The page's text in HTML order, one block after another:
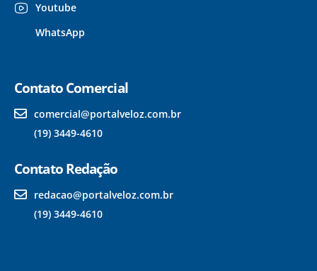
Youtube
WhatsApp
Contato Comercial
comercial@portalveloz.com.br
(19) 3449-4610
Contato Redação
redacao@portalveloz.com.br
(19) 3449-4610